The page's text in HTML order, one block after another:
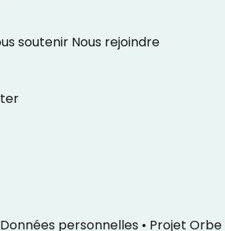
soutenir Nous rejoindre
Données personnelles • Projet Orbe